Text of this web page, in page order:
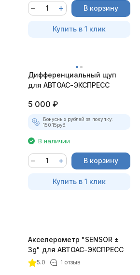
В корзину
Купить в 1 клик
Дифференциальный щуп
для АВТОАС-ЭКСПРЕСС
5 000 ₽
Бонусных рублей за покупку:
150.15руб.
В наличии
В корзину
Купить в 1 клик
Акселерометр "SENSOR ±
3g" для АВТОАС-ЭКСПРЕСС
5.0 1 отзыв